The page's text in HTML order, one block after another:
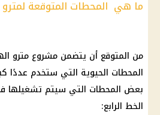
ما هي المحطات المتوقعة لمترو
من المتوقع أن يتضمن مشروع مترو
المحطات الحيوية التي ستخدم عددًا
بعض المحطات التي سيتم تشغيلها
الخط الرابع: